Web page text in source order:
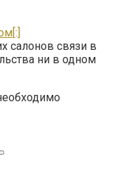
салонов связи в
ни в одном